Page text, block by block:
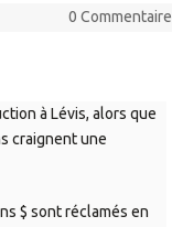
0 Commentaire
à Lévis, alors que
craignent une
$ sont réclamés en